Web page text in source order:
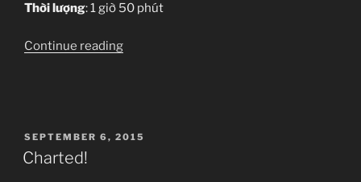
Thời lượng: 1 giờ 50 phút
Continue reading“Eiga
Getsumen
POSTED
ON
SEPTEMBER 6, 2015
Charted!